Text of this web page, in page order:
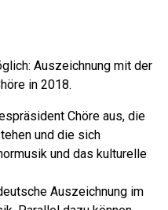
Auszeichnung mit der
in 2018.
Chöre aus, die
und die sich
und das kulturelle
Auszeichnung im